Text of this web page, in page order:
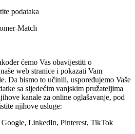
podataka
Match
ćemo Vas obavijestiti o
web stranice i pokazati Vam
Da bismo to učinili, uspoređujemo Vaše
sa sljedećim vanjskim pružateljima
kanale za online oglašavanje, pod
njihove usluge:
LinkedIn, Pinterest, TikTok